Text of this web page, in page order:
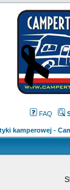
FAQ
kamperowej -